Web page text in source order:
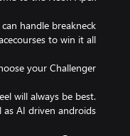
handle breakneck
will always be best.